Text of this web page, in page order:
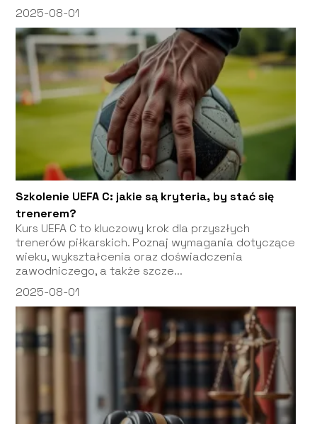
2025-08-01
Szkolenie UEFA C: jakie są kryteria, by stać się
trenerem?
Kurs UEFA C to kluczowy krok dla przyszłych
trenerów piłkarskich. Poznaj wymagania dotyczące
wieku, wykształcenia oraz doświadczenia
zawodniczego, a także szcze...
2025-08-01